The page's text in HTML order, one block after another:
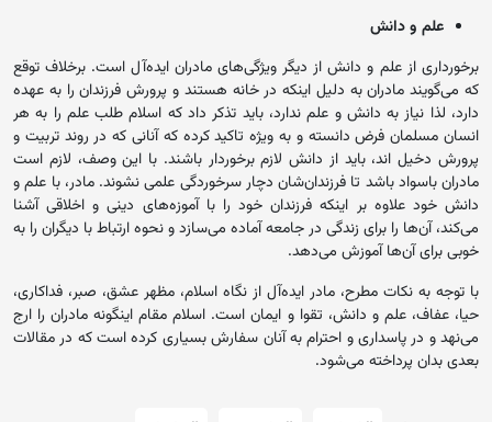
علم و دانش
برخورداری از علم و دانش از دیگر ویژگی‌های مادران ایده‌آل است. برخلاف توقع
که می‌گویند مادران به دلیل اینکه در خانه هستند و پرورش فرزندان را به عهده
دارد، لذا نیاز به دانش و علم ندارد، باید تذکر داد که اسلام طلب علم را به هر
انسان مسلمان فرض دانسته و به ویژه تاکید کرده که آنانی که در روند تربیت و
پرورش دخیل اند، باید از دانش لازم برخوردار باشند. با این وصف، لازم است
مادران باسواد باشد تا فرزندان‌شان دچار سرخوردگی علمی نشوند. مادر، با علم و
دانش خود علاوه بر اینکه فرزندان خود را با آموزه‌های دینی و اخلاقی آشنا
می‌کند، آن‌ها را برای زندگی در جامعه آماده می‌سازد و نحوه ارتباط با دیگران را به
خوبی برای آن‌ها آموزش می‌دهد.
با توجه به نکات مطرح، مادر ایده‌آل از نگاه اسلام، مظهر عشق، صبر، فداکاری،
حیا، عفاف، علم و دانش، تقوا و ایمان است. اسلام مقام اینگونه مادران را ارج
می‌نهد و در پاسداری و احترام به آنان سفارش بسیاری کرده است که در مقالات
بعدی بدان پرداخته می‌شود.